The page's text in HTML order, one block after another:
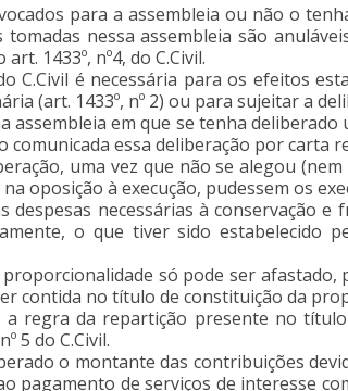
para a assembleia ou não o
tomadas nessa assembleia são
1433º, nº4, do C.Civil.
C.Civil é necessária para os efeitos
(art. 1433º, nº 2) ou para sujeitar a
assembleia em que se tenha
comunicada essa deliberação por carta
uma vez que não se alegou
oposição à execução, pudessem os
necessárias à conservação
o que tiver sido estabelecido
só pode ser
contida no título de constituição da
a regra da repartição presente no
5 do C.Civil.
o montante das contribuições
pagamento de serviços de interesse